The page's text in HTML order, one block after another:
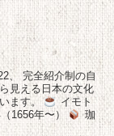
、 完全紹介制の自
見える日本の文化
ます。
イモト
1656年〜）
珈